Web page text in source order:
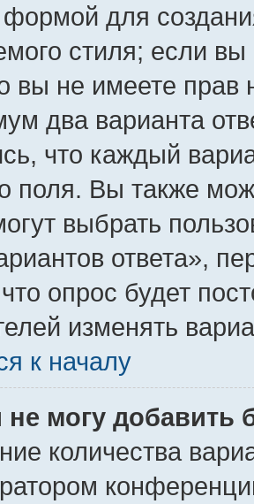
для
стиля; если
не имеете прав
два варианта
что каждый
поля. Вы также
выбрать
ответа»,
что опрос будет
изменять
к началу
могу добавить
количества